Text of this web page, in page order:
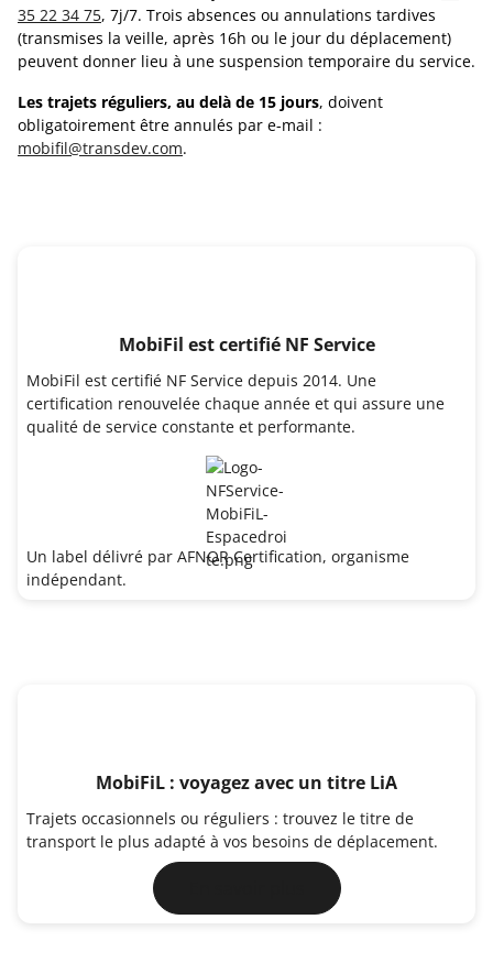
35 22 34 75, 7j/7. Trois absences ou annulations tardives
(transmises la veille, après 16h ou le jour du déplacement)
peuvent donner lieu à une suspension temporaire du service.
Les trajets réguliers, au delà de 15 jours, doivent
obligatoirement être annulés par e-mail :
mobifil@transdev.com.
MobiFil est certifié NF Service
MobiFil est certifié NF Service depuis 2014. Une
certification renouvelée chaque année et qui assure une
qualité de service constante et performante.
Un label délivré par AFNOR Certification, organisme
indépendant.
MobiFiL : voyagez avec un titre LiA
Trajets occasionnels ou réguliers : trouvez le titre de
transport le plus adapté à vos besoins de déplacement.